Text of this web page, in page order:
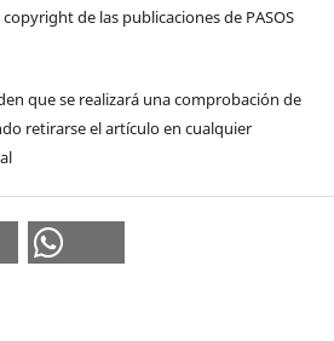
de las publicaciones de PASOS
que se realizará una comprobación de
retirarse el artículo en cualquier